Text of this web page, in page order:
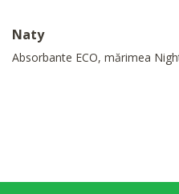
Naty
Absorbante ECO, mărimea